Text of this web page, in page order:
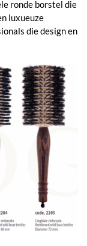
ronde borstel die
luxueuze
die design en